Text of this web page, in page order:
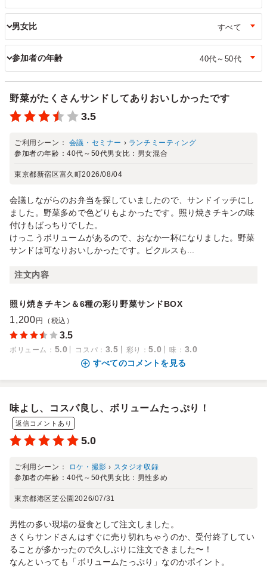
男女比
参加者の年齢
野菜がたくさんサンドしてありおいしかったです
3.5
ご利用シーン： 会議・セミナー › ランチミーティング
参加者の年齢：40代～50代男女比： 男女混合
東京都新宿区富久町2026/08/04
会議しながらのお弁当を探していましたので、サンドイッチにし
ました。野菜多めで色どりもよかったです。照り焼きチキンの味
付けもばっちりでした。
けっこうボリュームがあるので、おなか一杯になりました。野菜
サンドは可なりおいしかったです。ピクルスも...
注文内容
照り焼きチキン＆6種の彩り野菜サンドBOX
1,200 円（税込）
3.5
ボリューム ： 5.0 コスパ ： 3.5 彩り ：5.0 味 ： 3.0
すべてのコメントを見る
味よし、コスパ良し、ボリュームたっぷり！
返信コメントあり
5.0
ご利用シーン： ロケ・撮影 › スタジオ収録
参加者の年齢：40代～50代男女比： 男性多め
東京都港区芝公園 2026/07/31
男性の多い現場の昼食として注文しました。
さくらサンドさんはすぐに売り切れちゃうのか、受付終了してい
ることが多かったので久しぶりに注文できました〜！
なんといっても「ボリュームたっぷり」なのかポイント。